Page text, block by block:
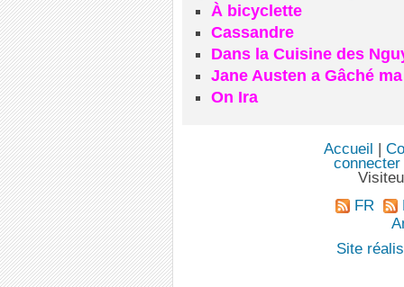
À bicyclette
Cassandre
Dans la Cuisine des
Jane Austen a Gâché
On Ira
Accueil
connecter
FR
Site